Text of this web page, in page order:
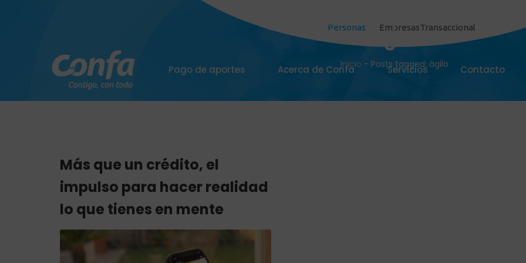
Personas EmpresasTransaccional
Pago de aportes Acerca de Confa Servicios Contacto
ágilo
Inicio - Posts tagged: ágilo
Más que un crédito, el
impulso para hacer realidad
lo que tienes en mente